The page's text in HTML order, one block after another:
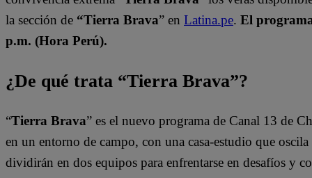
la sección de “Tierra Brava” en Latina.pe. El
p.m. (Hora Perú).
¿De qué trata “Tierra Brava”?
“Tierra Brava” es el nuevo programa de Canal 13 de
en un entorno de campo, con una casa-estudio que
dividirán en dos equipos para enfrentarse en desafíos y